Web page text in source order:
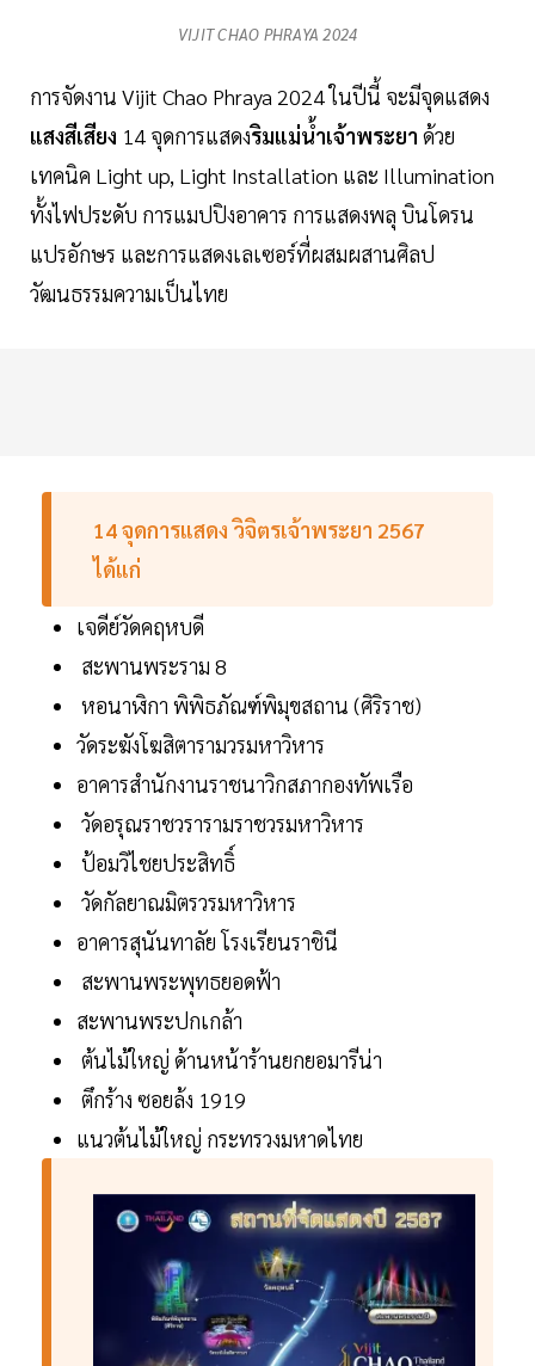
VIJIT CHAO PHRAYA 2024
การจัดงาน Vijit Chao Phraya 2024 ในปีนี้ จะมีจุดแสดง
แสงสีเสียง 14 จุดการแสดงริมแม่น้ำเจ้าพระยา ด้วย
เทคนิค Light up, Light Installation และ Illumination
ทั้งไฟประดับ การแมปปิงอาคาร การแสดงพลุ บินโดรน
แปรอักษร และการแสดงเลเซอร์ที่ผสมผสานศิลป
วัฒนธรรมความเป็นไทย
14จุดการแสดง วิจิตรเจ้าพระยา 2567
ได้แก่
เจดีย์วัดคฤหบดี
สะพานพระราม 8
หอนาฬิกา พิพิธภัณฑ์พิมุขสถาน (ศิริราช)
วัดระฆังโฆสิตารามวรมหาวิหาร
อาคารสำนักงานราชนาวิกสภากองทัพเรือ
วัดอรุณราชวรารามราชวรมหาวิหาร
ป้อมวิไชยประสิทธิ์
วัดกัลยาณมิตรวรมหาวิหาร
อาคารสุนันทาลัย โรงเรียนราชินี
สะพานพระพุทธยอดฟ้า
สะพานพระปกเกล้า
ต้นไม้ใหญ่ ด้านหน้าร้านยกยอมารีน่า
ตึกร้าง ซอยล้ง 1919
แนวต้นไม้ใหญ่ กระทรวงมหาดไทย